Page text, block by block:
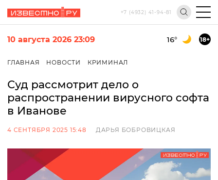
+7 (4932) 41-94-81
10 августа 2026 23:09 16° 18+
ГЛАВНАЯ НОВОСТИ КРИМИНАЛ
Суд рассмотрит дело о
распространении вирусного софта
в Иванове
4 СЕНТЯБРЯ 2025 15:48 ДАРЬЯ БОБРОВИЦКАЯ